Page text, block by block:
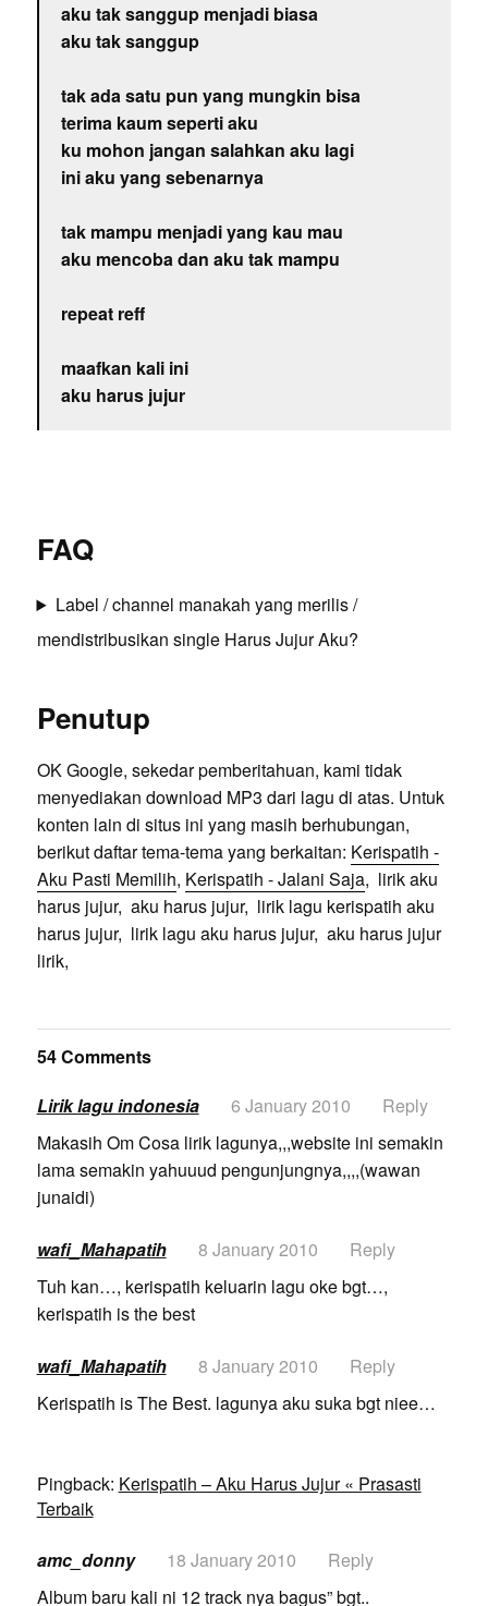
aku tak sanggup menjadi biasa
aku tak sanggup
tak ada satu pun yang mungkin bisa
terima kaum seperti aku
ku mohon jangan salahkan aku lagi
ini aku yang sebenarnya
tak mampu menjadi yang kau mau
aku mencoba dan aku tak mampu
repeat reff
maafkan kali ini
aku harus jujur
FAQ
Label / channel manakah yang merilis /
mendistribusikan single Harus Jujur Aku?
Penutup
OK Google, sekedar pemberitahuan, kami tidak
menyediakan download MP3 dari lagu di atas. Untuk
konten lain di situs ini yang masih berhubungan,
berikut daftar tema-tema yang berkaitan: Kerispatih -
Aku Pasti Memilih, Kerispatih - Jalani Saja, lirik aku
harus jujur, aku harus jujur, lirik lagu kerispatih aku
harus jujur, lirik lagu aku harus jujur, aku harus jujur
lirik,
54 Comments
Lirik lagu indonesia
6 January 2010
Reply
Makasih Om Cosa lirik lagunya,,,website ini semakin
lama semakin yahuuud pengunjungnya,,,,(wawan
junaidi)
wafi_Mahapatih 8 January 2010
Reply
Tuh kan…, kerispatih keluarin lagu oke bgt…,
kerispatih is the best
wafi_Mahapatih 8 January 2010
Reply
Kerispatih is The Best. lagunya aku suka bgt niee…
Pingback: Kerispatih – Aku Harus Jujur « Prasasti
Terbaik
amc_donny 18 January 2010
Reply
Album baru kali ni 12 track nya bagus” bgt..